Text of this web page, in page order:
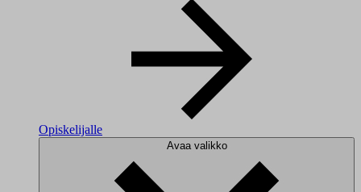
Opiskelijalle
Avaa valikko